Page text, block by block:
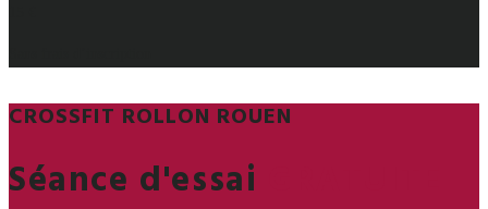
CROSSFIT ROLLON ROUEN
Séance d'essai